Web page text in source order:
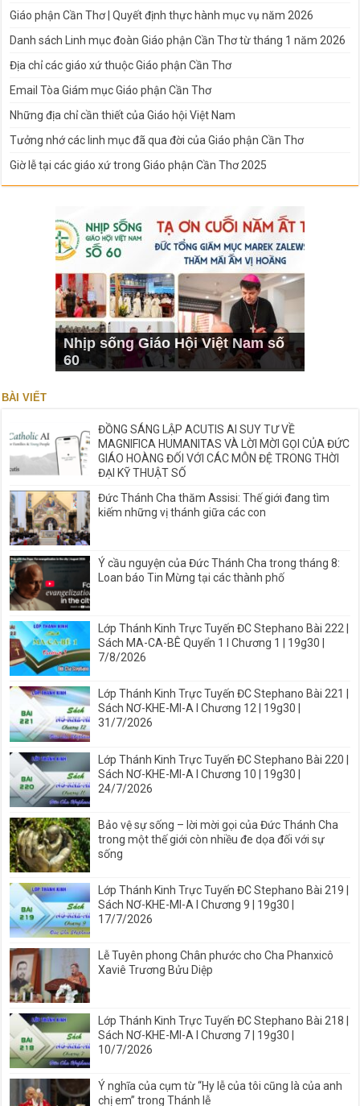
Giáo phận Cần Thơ | Quyết định thực hành mục vụ năm 2026
Danh sách Linh mục đoàn Giáo phận Cần Thơ từ tháng 1 năm 2026
Địa chỉ các giáo xứ thuộc Giáo phận Cần Thơ
Email Tòa Giám mục Giáo phận Cần Thơ
Những địa chỉ cần thiết của Giáo hội Việt Nam
Tưởng nhớ các linh mục đã qua đời của Giáo phận Cần Thơ
Giờ lễ tại các giáo xứ trong Giáo phận Cần Thơ 2025
Nhịp sống Giáo Hội Việt Nam số
60
BÀI VIẾT
ĐỒNG SÁNG LẬP ACUTIS AI SUY TƯ VỀ
MAGNIFICA HUMANITAS VÀ LỜI MỜI GỌI CỦA ĐỨC
GIÁO HOÀNG ĐỐI VỚI CÁC MÔN ĐỆ TRONG THỜI
ĐẠI KỸ THUẬT SỐ
Đức Thánh Cha thăm Assisi: Thế giới đang tìm
kiếm những vị thánh giữa các con
Ý cầu nguyện của Đức Thánh Cha trong tháng 8:
Loan báo Tin Mừng tại các thành phố
Lớp Thánh Kinh Trực Tuyến ĐC Stephano Bài 222 |
Sách MA-CA-BÊ Quyển 1 I Chương 1 | 19g30 |
7/8/2026
Lớp Thánh Kinh Trực Tuyến ĐC Stephano Bài 221 |
Sách NƠ-KHE-MI-A I Chương 12 | 19g30 |
31/7/2026
Lớp Thánh Kinh Trực Tuyến ĐC Stephano Bài 220 |
Sách NƠ-KHE-MI-A I Chương 10 | 19g30 |
24/7/2026
Bảo vệ sự sống – lời mời gọi của Đức Thánh Cha
trong một thế giới còn nhiều đe dọa đối với sự
sống
Lớp Thánh Kinh Trực Tuyến ĐC Stephano Bài 219 |
Sách NƠ-KHE-MI-A I Chương 9 | 19g30 |
17/7/2026
Lễ Tuyên phong Chân phước cho Cha Phanxicô
Xaviê Trương Bửu Diệp
Lớp Thánh Kinh Trực Tuyến ĐC Stephano Bài 218 |
Sách NƠ-KHE-MI-A I Chương 7 | 19g30 |
10/7/2026
Ý nghĩa của cụm từ “Hy lễ của tôi cũng là của anh
chị em” trong Thánh lễ